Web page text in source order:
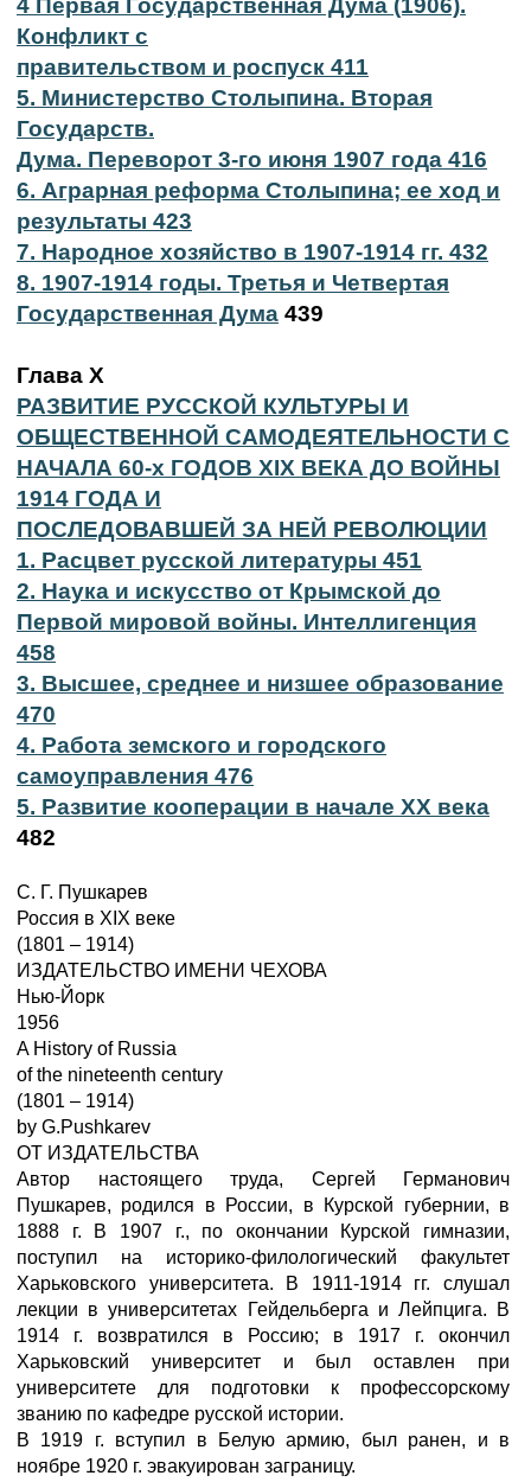
4 Первая Государственная Дума (1906).
Конфликт с
правительством и роспуск 411
5. Министерство Столыпина. Вторая
Государств.
Дума. Переворот 3-го июня 1907 года 416
6. Аграрная реформа Столыпина; ее ход и
результаты 423
7. Народное хозяйство в 1907-1914 гг. 432
8. 1907-1914 годы. Третья и Четвертая
Государственная Дума 439
Глава Х
РАЗВИТИЕ РУССКОЙ КУЛЬТУРЫ И
ОБЩЕСТВЕННОЙ САМОДЕЯТЕЛЬНОСТИ С
НАЧАЛА 60-х ГОДОВ XIX ВЕКА ДО ВОЙНЫ
1914 ГОДА И
ПОСЛЕДОВАВШЕЙ ЗА НЕЙ РЕВОЛЮЦИИ
1. Расцвет русской литературы 451
2. Наука и искусство от Крымской до
Первой мировой войны. Интеллигенция
458
3. Высшее, среднее и низшее образование
470
4. Работа земского и городского
самоуправления 476
5. Развитие кооперации в начале XX века
482
С. Г. Пушкарев
Россия в XIX веке
(1801 – 1914)
ИЗДАТЕЛЬСТВО ИМЕНИ ЧЕХОВА
Нью-Йорк
1956
A History of Russia
of the nineteenth century
(1801 – 1914)
by G.Pushkarev
ОТ ИЗДАТЕЛЬСТВА
Автор настоящего труда, Сергей Германович
Пушкарев, родился в России, в Курской губернии, в
1888 г. В 1907 г., по окончании Курской гимназии,
поступил на историко-филологический факультет
Харьковского университета. В 1911-1914 гг. слушал
лекции в университетах Гейдельберга и Лейпцига. В
1914 г. возвратился в Россию; в 1917 г. окончил
Харьковский университет и был оставлен при
университете для подготовки к профессорскому
званию по кафедре русской истории.
В 1919 г. вступил в Белую армию, был ранен, и в
ноябре 1920 г. эвакуирован заграницу.